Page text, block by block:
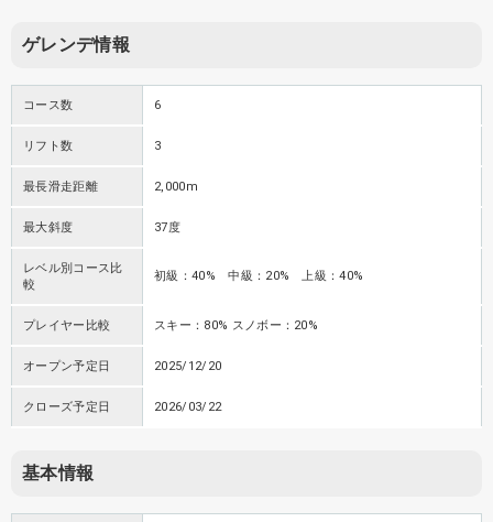
ゲレンデ情報
コース数 6
リフト数 3
最長滑走距離 2,000m
最大斜度 37度
レベル別コース比
較
初級：40% 中級：20% 上級：40%
プレイヤー比較 スキー：80% スノボー：20%
オープン予定日 2025/12/20
クローズ予定日 2026/03/22
基本情報